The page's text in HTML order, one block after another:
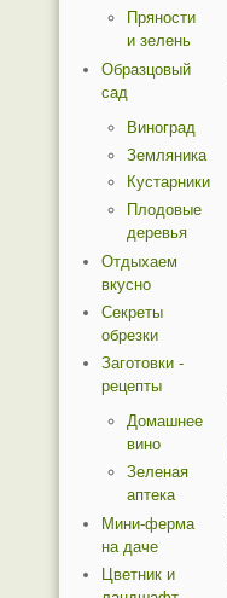
Пряности
и зелень
Образцовый
сад
Виноград
Земляника
Кустарники
Плодовые
деревья
Отдыхаем
вкусно
Секреты
обрезки
Заготовки -
рецепты
Домашнее
вино
Зеленая
аптека
Мини-ферма
на даче
Цветник и